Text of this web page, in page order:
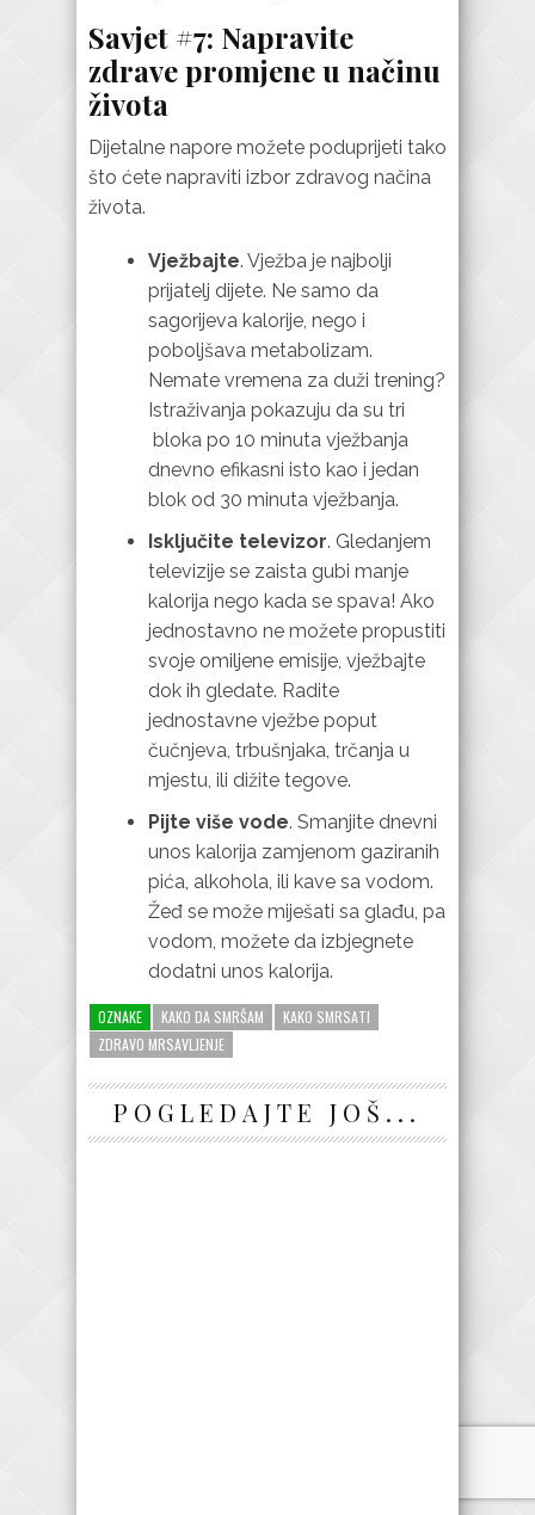
Savjet #7: Napravite
zdrave promjene u načinu
života
Dijetalne napore možete poduprijeti tako
što ćete napraviti izbor zdravog načina
života.
Vježbajte. Vježba je najbolji
prijatelj dijete. Ne samo da
sagorijeva kalorije, nego i
poboljšava metabolizam.
Nemate vremena za duži trening?
Istraživanja pokazuju da su tri
bloka po 10 minuta vježbanja
dnevno efikasni isto kao i jedan
blok od 30 minuta vježbanja.
Isključite televizor. Gledanjem
televizije se zaista gubi manje
kalorija nego kada se spava! Ako
jednostavno ne možete propustiti
svoje omiljene emisije, vježbajte
dok ih gledate. Radite
jednostavne vježbe poput
čučnjeva, trbušnjaka, trčanja u
mjestu, ili dižite tegove.
Pijte više vode. Smanjite dnevni
unos kalorija zamjenom gaziranih
pića, alkohola, ili kave sa vodom.
Žeđ se može miješati sa glađu, pa
vodom, možete da izbjegnete
dodatni unos kalorija.
OZNAKE KAKO DA SMRŠAM
KAKO SMRSATI
ZDRAVO MRSAVLJENJE
POGLEDAJTE JOŠ...